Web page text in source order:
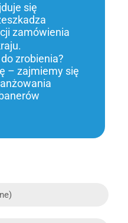
się
zamówienia
zrobienia?
– zajmiemy się